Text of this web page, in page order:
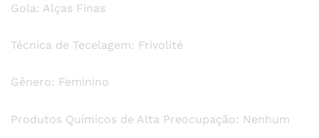
Gola: Alças Finas
Técnica de Tecelagem: Frivolité
Gênero: Feminino
Produtos Químicos de Alta Preocupação: Nenhum